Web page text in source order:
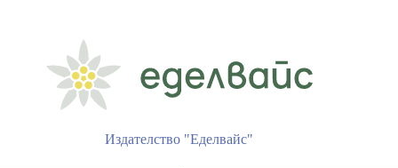
Издателство "Еделвайс"